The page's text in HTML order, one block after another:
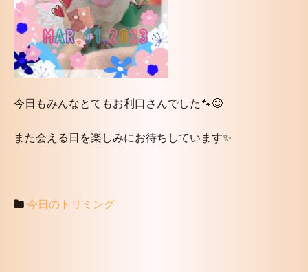
今日もみんなとてもお利口さんでした🐾😊
また会える日を楽しみにお待ちしています✨
今日のトリミング